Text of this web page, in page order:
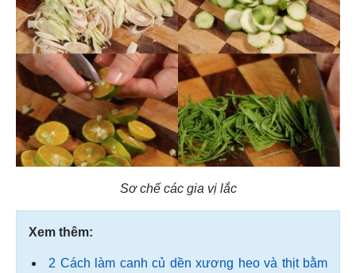
Sơ chế các gia vị lắc
Xem thêm:
2 Cách làm canh củ dền xương heo và thịt bằm